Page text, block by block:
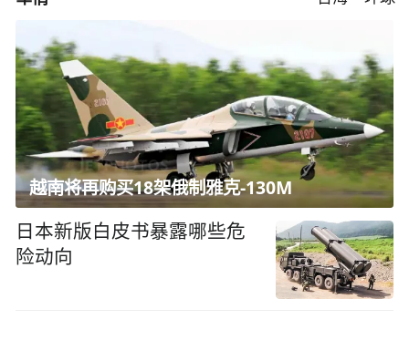
越南将再购买18架俄制雅克-130M
日本新版白皮书暴露哪些危
险动向